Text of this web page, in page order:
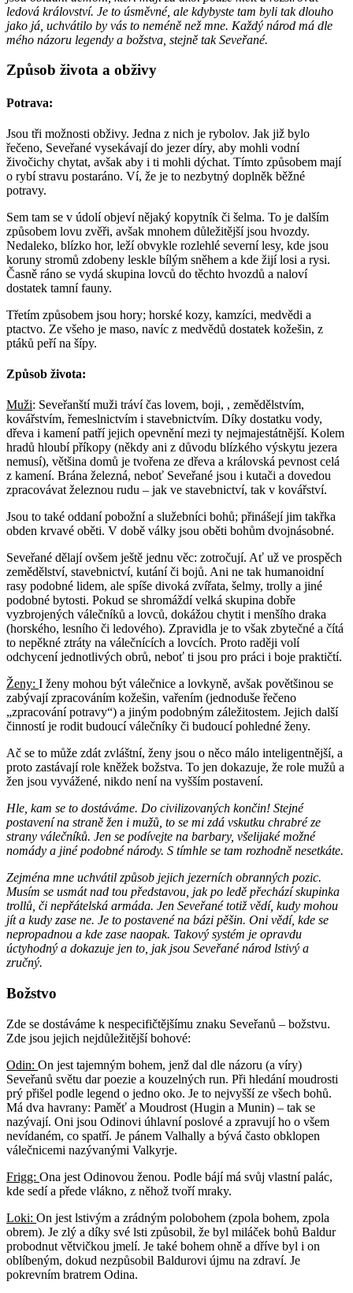
ledová království. Je to úsměvné, ale kdybyste tam byli tak dlouho
jako já, uchvátilo by vás to neméně než mne. Každý národ má dle
mého názoru legendy a božstva, stejně tak Seveřané.
Způsob života a obživy
Potrava:
Jsou tři možnosti obživy. Jedna z nich je rybolov. Jak již bylo
řečeno, Seveřané vysekávají do jezer díry, aby mohli vodní
živočichy chytat, avšak aby i ti mohli dýchat. Tímto způsobem mají
o rybí stravu postaráno. Ví, že je to nezbytný doplněk běžné
potravy.
Sem tam se v údolí objeví nějaký kopytník či šelma. To je dalším
způsobem lovu zvěři, avšak mnohem důležitější jsou hvozdy.
Nedaleko, blízko hor, leží obvykle rozlehlé severní lesy, kde jsou
koruny stromů zdobeny leskle bílým sněhem a kde žijí losi a rysi.
Časně ráno se vydá skupina lovců do těchto hvozdů a naloví
dostatek tamní fauny.
Třetím způsobem jsou hory; horské kozy, kamzíci, medvědi a
ptactvo. Ze všeho je maso, navíc z medvědů dostatek kožešin, z
ptáků peří na šípy.
Způsob života:
Muži: Seveřanští muži tráví čas lovem, boji, , zemědělstvím,
kovářstvím, řemeslnictvím i stavebnictvím. Díky dostatku vody,
dřeva i kamení patří jejich opevnění mezi ty nejmajestátnější. Kolem
hradů hloubí příkopy (někdy ani z důvodu blízkého výskytu jezera
nemusí), většina domů je tvořena ze dřeva a královská pevnost celá
z kamení. Brána železná, neboť Seveřané jsou i kutači a dovedou
zpracovávat železnou rudu – jak ve stavebnictví, tak v kovářství.
Jsou to také oddaní pobožní a služebníci bohů; přinášejí jim takřka
obden krvavé oběti. V době války jsou oběti bohům dvojnásobné.
Seveřané dělají ovšem ještě jednu věc: zotročují. Ať už ve prospěch
zemědělství, stavebnictví, kutání či bojů. Ani ne tak humanoidní
rasy podobné lidem, ale spíše divoká zvířata, šelmy, trolly a jiné
podobné bytosti. Pokud se shromáždí velká skupina dobře
vyzbrojených válečníků a lovců, dokážou chytit i menšího draka
(horského, lesního či ledového). Zpravidla je to však zbytečné a čítá
to nepěkné ztráty na válečnících a lovcích. Proto raději volí
odchycení jednotlivých obrů, neboť ti jsou pro práci i boje praktičtí.
Ženy: I ženy mohou být válečnice a lovkyně, avšak povětšinou se
zabývají zpracováním kožešin, vařením (jednoduše řečeno
„zpracování potravy“) a jiným podobným záležitostem. Jejich další
činností je rodit budoucí válečníky či budoucí pohledné ženy.
Ač se to může zdát zvláštní, ženy jsou o něco málo inteligentnější, a
proto zastávají role kněžek božstva. To jen dokazuje, že role mužů a
žen jsou vyvážené, nikdo není na vyšším postavení.
Hle, kam se to dostáváme. Do civilizovaných končin! Stejné
postavení na straně žen i mužů, to se mi zdá vskutku chrabré ze
strany válečníků. Jen se podívejte na barbary, všelijaké možné
nomády a jiné podobné národy. S tímhle se tam rozhodně nesetkáte.
Zejména mne uchvátil způsob jejich jezerních obranných pozic.
Musím se usmát nad tou představou, jak po ledě přechází skupinka
trollů, či nepřátelská armáda. Jen Seveřané totiž vědí, kudy mohou
jít a kudy zase ne. Je to postavené na bázi pěšin. Oni vědí, kde se
nepropadnou a kde zase naopak. Takový systém je opravdu
úctyhodný a dokazuje jen to, jak jsou Seveřané národ lstivý a
zručný.
Božstvo
Zde se dostáváme k nespecifičtějšímu znaku Seveřanů – božstvu.
Zde jsou jejich nejdůležitější bohové:
Odin: On jest tajemným bohem, jenž dal dle názoru (a víry)
Seveřanů světu dar poezie a kouzelných run. Při hledání moudrosti
prý přišel podle legend o jedno oko. Je to nejvyšší ze všech bohů.
Má dva havrany: Paměť a Moudrost (Hugin a Munin) – tak se
nazývají. Oni jsou Odinovi úhlavní poslové a zpravují ho o všem
nevídaném, co spatří. Je pánem Valhally a bývá často obklopen
válečnicemi nazývanými Valkyrje.
Frigg: Ona jest Odinovou ženou. Podle bájí má svůj vlastní palác,
kde sedí a přede vlákno, z něhož tvoří mraky.
Loki: On jest lstivým a zrádným polobohem (zpola bohem, zpola
obrem). Je zlý a díky své lsti způsobil, že byl miláček bohů Baldur
probodnut větvičkou jmelí. Je také bohem ohně a dříve byl i on
oblíbeným, dokud nezpůsobil Baldurovi újmu na zdraví. Je
pokrevním bratrem Odina.